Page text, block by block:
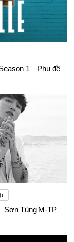
1 – Phụ đề
Sơn Tùng M-TP –